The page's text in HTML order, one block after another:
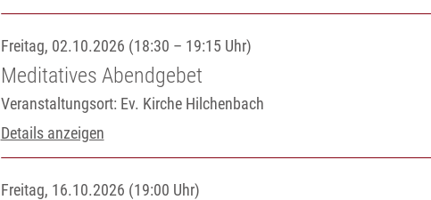
Freitag, 02.10.2026 (18:30 – 19:15 Uhr)
Meditatives Abendgebet
Veranstaltungsort: Ev. Kirche Hilchenbach
Details anzeigen
Freitag, 16.10.2026 (19:00 Uhr)